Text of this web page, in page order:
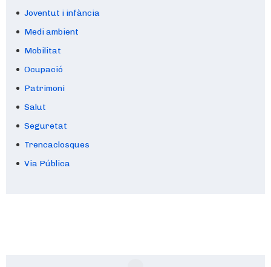
Joventut i infància
Medi ambient
Mobilitat
Ocupació
Patrimoni
Salut
Seguretat
Trencaclosques
Via Pública